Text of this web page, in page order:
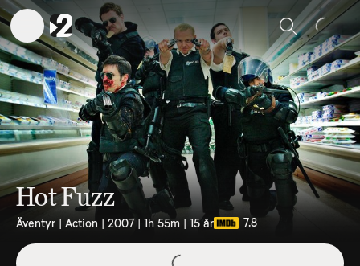
Sök
Hot Fuzz
Äventyr | Action | 2007 | 1h 55m | 15 år 7.8